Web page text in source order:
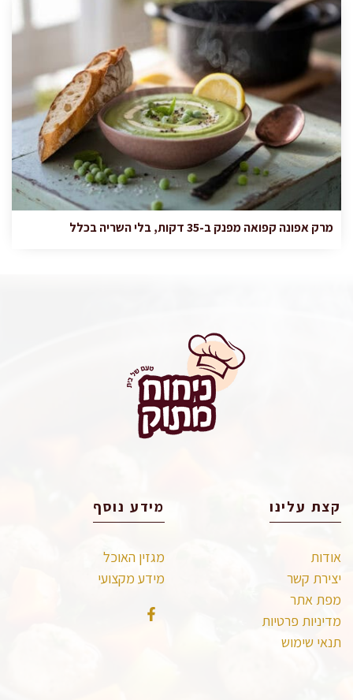
מרק אפונה קפואה מפנק ב-35 דקות, בלי השריה בכלל
קצת עלינו
אודות
יצירת קשר
מפת אתר
מדיניות פרטיות
תנאי שימוש
מידע נוסף
מגזין האוכל
מידע מקצועי